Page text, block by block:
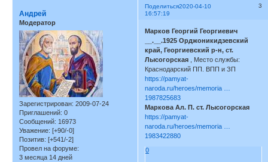
Поделиться 3
2020-04-10
16:57:19
Андрей
Модератор
Зарегистрирован: 2009-07-24
Приглашений: 0
Сообщений: 16973
Уважение: [+90/-0]
Позитив: [+541/-2]
Провел на форуме:
3 месяца 14 дней
Марков Георгий Георгиевич
__.__.1925 Орджоникидзевский
край, Георгиевский р-н, ст.
Лысогорская , Место службы:
Краснодарский ПП. ВПП и ЗП
https://pamyat-
naroda.ru/heroes/memoria …
1987825683
Маркова Ал. П. ст. Лысогорская
https://pamyat-
naroda.ru/heroes/memoria …
1983422880
0